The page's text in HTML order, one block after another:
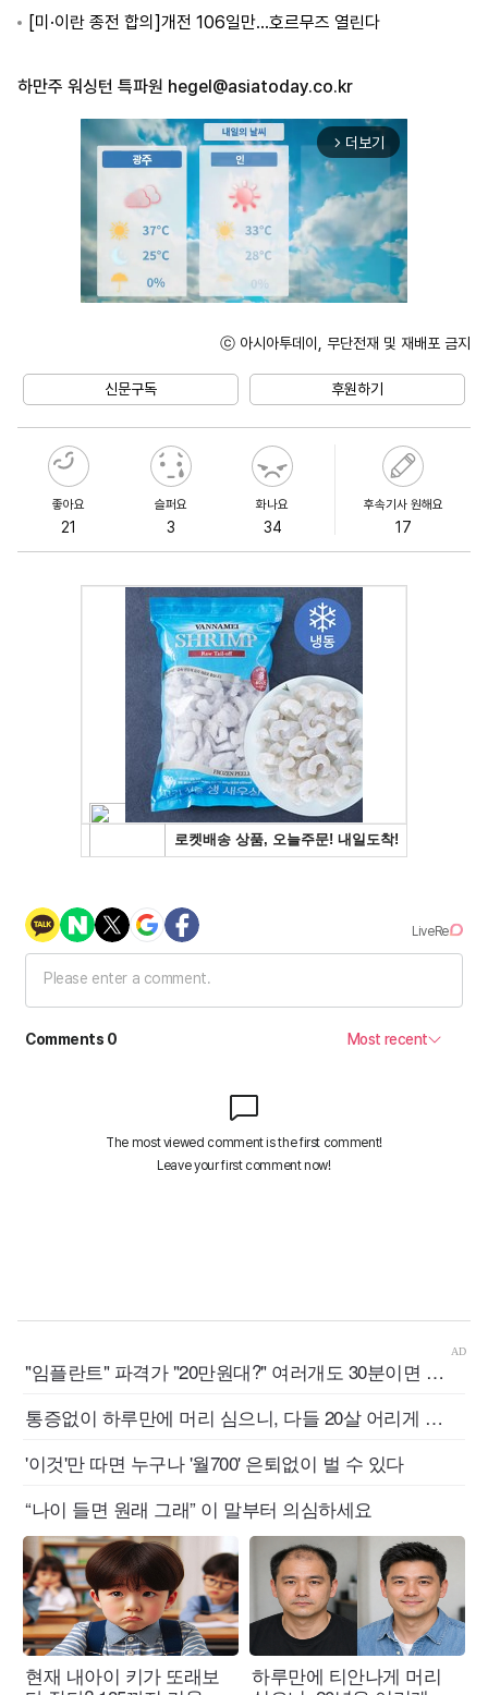
[미·이란 종전 합의]개전 106일만…호르무즈 열린다
하만주 워싱턴 특파원 hegel@asiatoday.co.kr
arrow_forward_ios 더보기
ⓒ 아시아투데이, 무단전재 및 재배포 금지
신문구독 후원하기
좋아요
21
슬퍼요
3
화나요
34
후속기사 원해요
17